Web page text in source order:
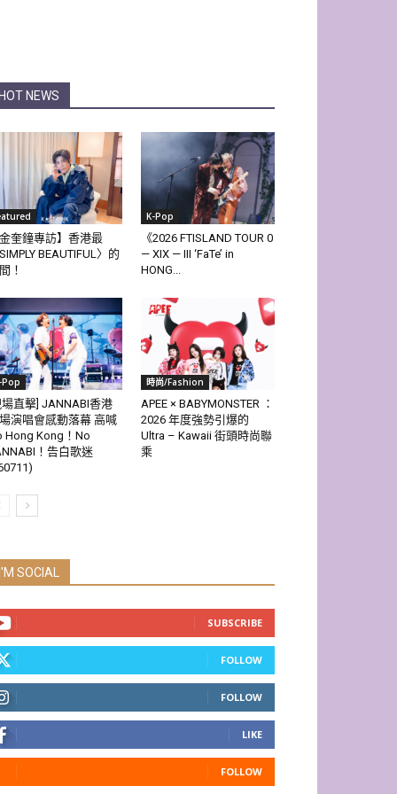
HOT NEWS
金奎鐘專訪】香港最
SIMPLY BEAUTIFUL〉的
！
K-Pop
《2026 FTISLAND TOUR 0
— XIX — III ‘FaTe’ in
HONG...
Pop
場直擊] JANNABI香港
演唱會感動落幕 高喊
Hong Kong！No
！告白歌迷
時尚/Fashion
APEE × BABYMONSTER ：
2026 年度強勢引爆的
Ultra – Kawaii 街頭時尚聯
乘
I'M SOCIAL
SUBSCRIBE
FOLLOW
FOLLOW
LIKE
FOLLOW